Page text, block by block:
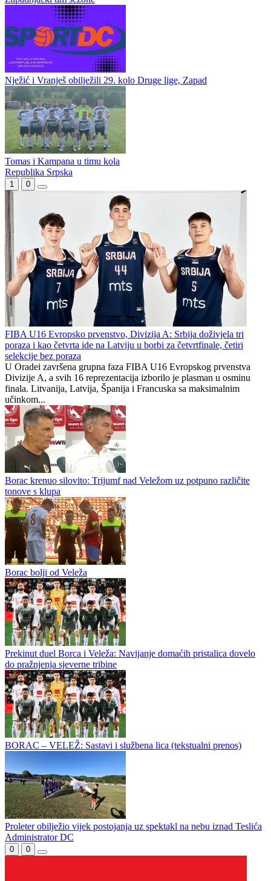
Ukrina mora bolje
Raspucani u Regionalnoj ligi, Centar
Zapadnjački tim sezone
Nježić i Vranješ obilježili 29. kolo Druge lige, Zapad
Tomas i Kampana u timu kola
Republika Srpska
1 0
FIBA U16 Evropsko prvenstvo, Divizija A: Srbija doživjela tri
poraza i kao četvrta ide na Latviju u borbi za četvrtfinale, četiri
selekcije bez poraza
U Oradei završena grupna faza FIBA U16 Evropskog prvenstva
Divizije A, a svih 16 reprezentacija izborilo je plasman u osminu
finala. Litvanija, Latvija, Španija i Francuska sa maksimalnim
učinkom...
Borac krenuo silovito: Trijumf nad Veležom uz potpuno različite
tonove s klupa
Borac bolji od Veleža
Prekinut duel Borca i Veleža: Navijanje domaćih pristalica dovelo
do pražnjenja sjeverne tribine